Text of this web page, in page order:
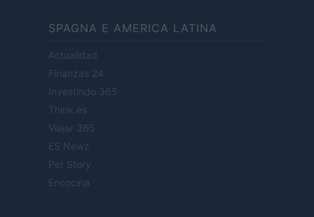
SPAGNA E AMERICA LATINA
Actualidad
Finanzas 24
Investindo 365
Think.es
Viajar 365
ES Newz
Pet Story
Encocina